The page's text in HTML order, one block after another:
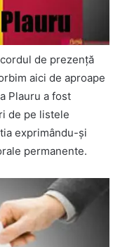
de prezență
aici de aproape
Plauru a fost
de pe listele
exprimându-și
permanente.